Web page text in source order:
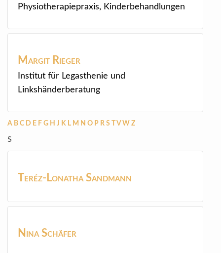
Physiotherapiepraxis, Kinderbehandlungen
Margit Rieger
Institut für Legasthenie und
Linkshänderberatung
A B C D E F G H J K L M N O P R S TV W Z
S
Teréz-Lonatha Sandmann
Nina Schäfer